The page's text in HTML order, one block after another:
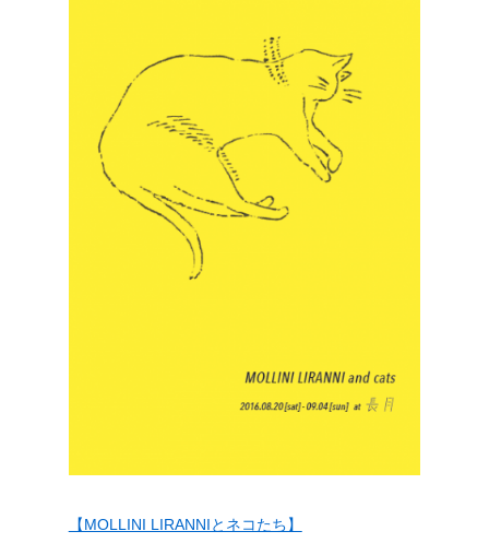
【MOLLINI LIRANNIとネコたち】